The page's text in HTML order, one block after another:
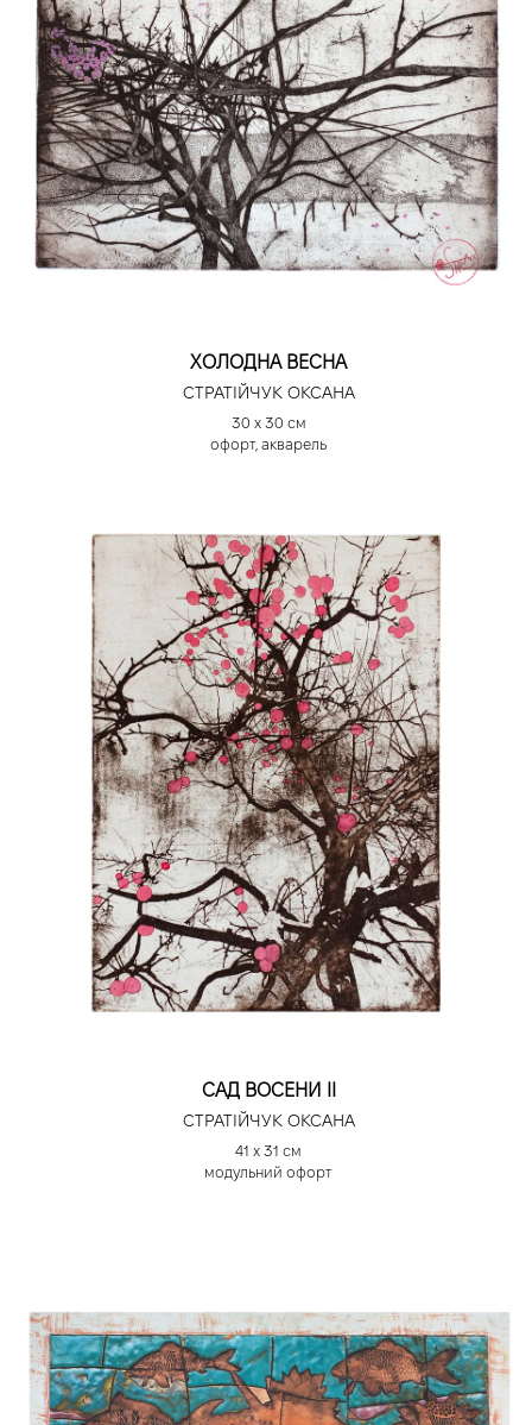
ХОЛОДНА ВЕСНА
СТРАТІЙЧУК ОКСАНА
30 х 30 см
офорт, акварель
САД ВОСЕНИ ІІ
СТРАТІЙЧУК ОКСАНА
41 х 31 см
модульний офорт